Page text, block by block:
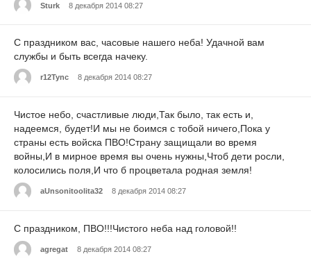
Sturk 8 декабря 2014 08:27
С праздником вас, часовые нашего неба! Удачной вам
службы и быть всегда начеку.
r12Tync 8 декабря 2014 08:27
Чистое небо, счастливые люди,Так было, так есть и,
надеемся, будет!И мы не боимся с тобой ничего,Пока у
страны есть войска ПВО!Страну защищали во время
войны,И в мирное время вы очень нужны,Чтоб дети росли,
колосились поля,И что б процветала родная земля!
aUnsonitoolita32 8 декабря 2014 08:27
С праздником, ПВО!!!Чистого неба над головой!!
agregat 8 декабря 2014 08:27